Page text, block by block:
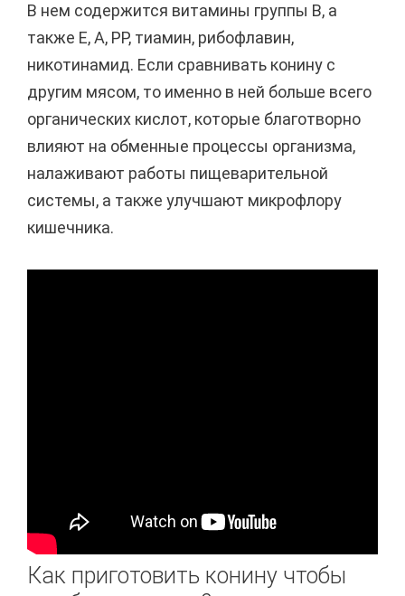
В нем содержится витамины группы В, а
также Е, А, РР, тиамин, рибофлавин,
никотинамид. Если сравнивать конину с
другим мясом, то именно в ней больше всего
органических кислот, которые благотворно
влияют на обменные процессы организма,
налаживают работы пищеварительной
системы, а также улучшают микрофлору
кишечника.
Как приготовить конину чтобы